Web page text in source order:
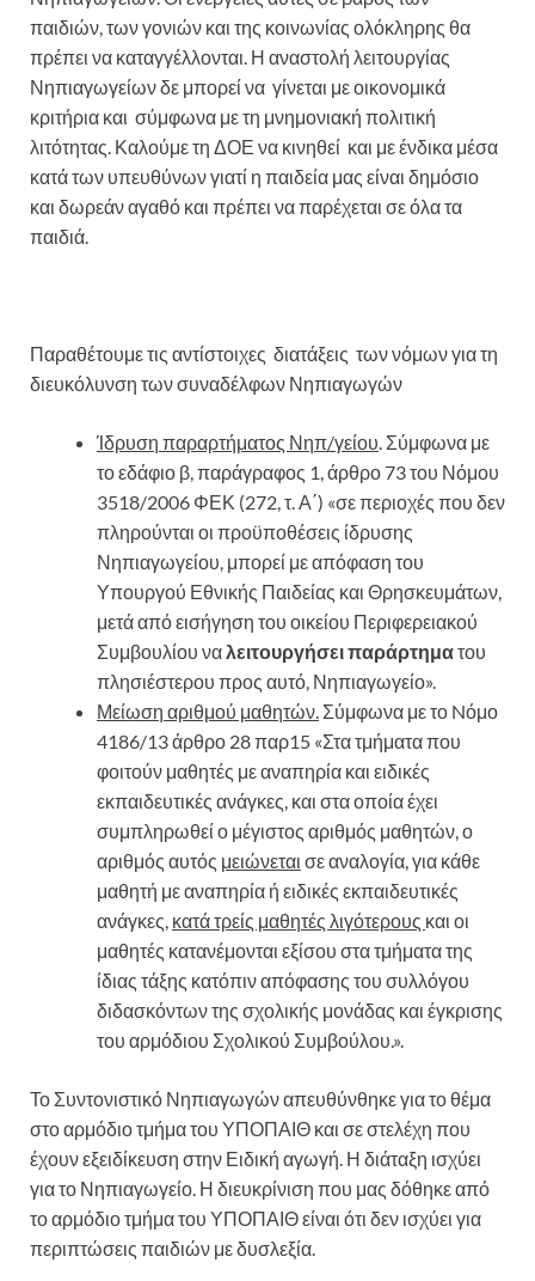
παιδιών, των γονιών και της κοινωνίας ολόκληρης θα
πρέπει να καταγγέλλονται. Η αναστολή λειτουργίας
Νηπιαγωγείων δε μπορεί να γίνεται με οικονομικά
κριτήρια και σύμφωνα με τη μνημονιακή πολιτική
λιτότητας. Καλούμε τη ΔΟΕ να κινηθεί και με ένδικα μέσα
κατά των υπευθύνων γιατί η παιδεία μας είναι δημόσιο
και δωρεάν αγαθό και πρέπει να παρέχεται σε όλα τα
παιδιά.
Παραθέτουμε τις αντίστοιχες διατάξεις των νόμων για τη
διευκόλυνση των συναδέλφων Νηπιαγωγών
Ίδρυση παραρτήματος Νηπ/γείου. Σύμφωνα με
το εδάφιο β, παράγραφος 1, άρθρο 73 του Νόμου
3518/2006 ΦΕΚ (272, τ. Α΄) «σε περιοχές που δεν
πληρούνται οι προϋποθέσεις ίδρυσης
Νηπιαγωγείου, μπορεί με απόφαση του
Υπουργού Εθνικής Παιδείας και Θρησκευμάτων,
μετά από εισήγηση του οικείου Περιφερειακού
Συμβουλίου ναλειτουργήσει παράρτηματου
πλησιέστερου προς αυτό, Νηπιαγωγείο».
Μείωση αριθμού μαθητών. Σύμφωνα με το Nόμο
4186/13 άρθρο 28 παρ15 «Στα τμήματα που
φοιτούν μαθητές με αναπηρία και ειδικές
εκπαιδευτικές ανάγκες, και στα οποία έχει
συμπληρωθεί ο μέγιστος αριθμός μαθητών, ο
αριθμός αυτός μειώνεται σε αναλογία, για κάθε
μαθητή με αναπηρία ή ειδικές εκπαιδευτικές
ανάγκες, κατά τρείς μαθητές λιγότερους και οι
μαθητές κατανέμονται εξίσου στα τμήματα της
ίδιας τάξης κατόπιν απόφασης του συλλόγου
διδασκόντων της σχολικής μονάδας και έγκρισης
του αρμόδιου Σχολικού Συμβούλου.».
Το Συντονιστικό Νηπιαγωγών απευθύνθηκε για το θέμα
στο αρμόδιο τμήμα του ΥΠΟΠΑΙΘ και σε στελέχη που
έχουν εξειδίκευση στην Ειδική αγωγή. Η διάταξη ισχύει
για το Νηπιαγωγείο. Η διευκρίνιση που μας δόθηκε από
το αρμόδιο τμήμα του ΥΠΟΠΑΙΘ είναι ότι δεν ισχύει για
περιπτώσεις παιδιών με δυσλεξία.